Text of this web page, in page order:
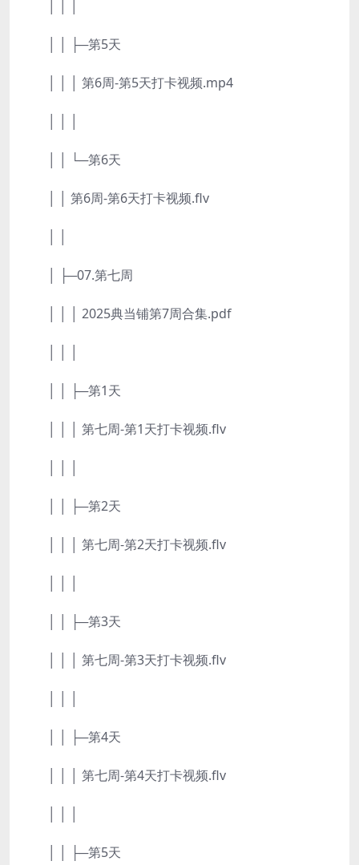
│ │ ├─第5天
│ │ │ 第6周-第5天打卡视频.mp4
│ │ └─第6天
│ │ 第6周-第6天打卡视频.flv
│ ├─07.第七周
│ │ │ 2025典当铺第7周合集.pdf
│ │ ├─第1天
│ │ │ 第七周-第1天打卡视频.flv
│ │ ├─第2天
│ │ │ 第七周-第2天打卡视频.flv
│ │ ├─第3天
│ │ │ 第七周-第3天打卡视频.flv
│ │ ├─第4天
│ │ │ 第七周-第4天打卡视频.flv
│ │ ├─第5天